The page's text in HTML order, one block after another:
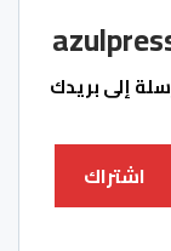
إلى بريدك
اشتراك